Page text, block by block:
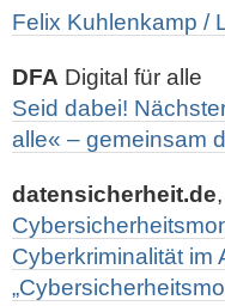
Felix Kuhlenkamp /
DFA Digital für alle
Seid dabei!
alle« – gemeinsam
datensicherheit.de
Cyberkriminalität im